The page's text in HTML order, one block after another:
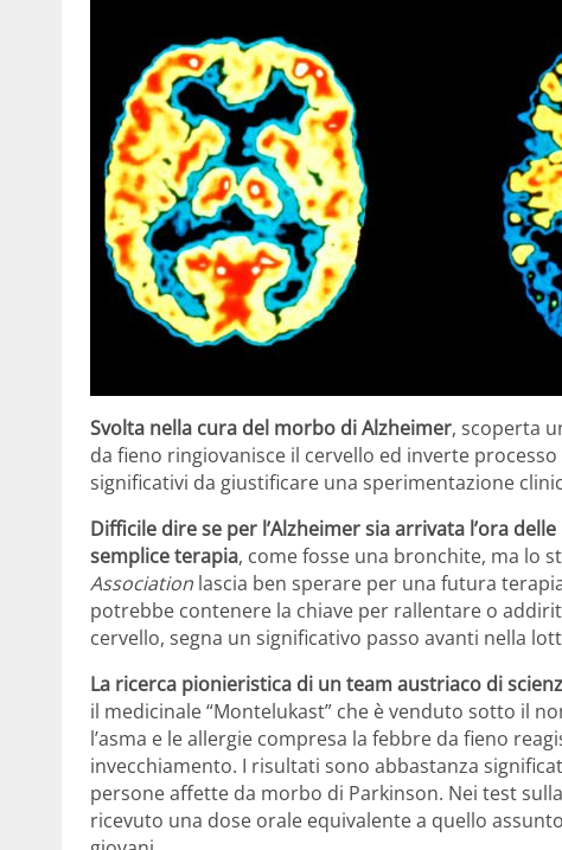
Svolta nella cura del morbo di Alzheimer, scoperta
da fieno ringiovanisce il cervello ed inverte
significativi da giustificare una sperimentazione
Difficile dire se per l’Alzheimer sia arrivata l’ora
semplice terapia, come fosse una bronchite, ma lo
Association lascia ben sperare per una futura
potrebbe contenere la chiave per rallentare o
cervello, segna un significativo passo avanti nella
La ricerca pionieristica di un team austriaco di
il medicinale “Montelukast” che è venduto sotto il
l’asma e le allergie compresa la febbre da fieno
invecchiamento. I risultati sono abbastanza
persone affette da morbo di Parkinson. Nei test
ricevuto una dose orale equivalente a quello